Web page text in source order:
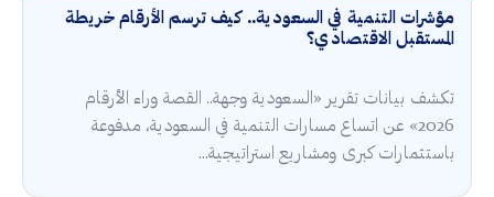
مؤشرات التنمية في السعودية.. كيف ترسم الأرقام خريطة
المستقبل الاقتصادي؟
تكشف بيانات تقرير «السعودية وجهة.. القصة وراء الأرقام
2026» عن اتساع مسارات التنمية في السعودية، مدفوعة
باستثمارات كبرى ومشاريع استراتيجية...